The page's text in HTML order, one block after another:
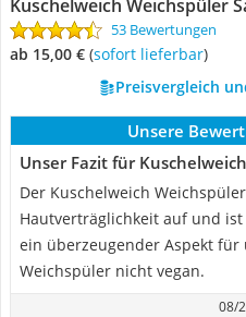
Kuschelweich Weichspüler
53 Bewertungen
ab 15,00 € ( Sofort lieferbar)
Preisvergleich
Unsere
Unser Fazit für
Der Kuschelweich
Hautverträglichkeit auf und
ein überzeugender Aspekt
Weichspüler nicht vegan.
08/